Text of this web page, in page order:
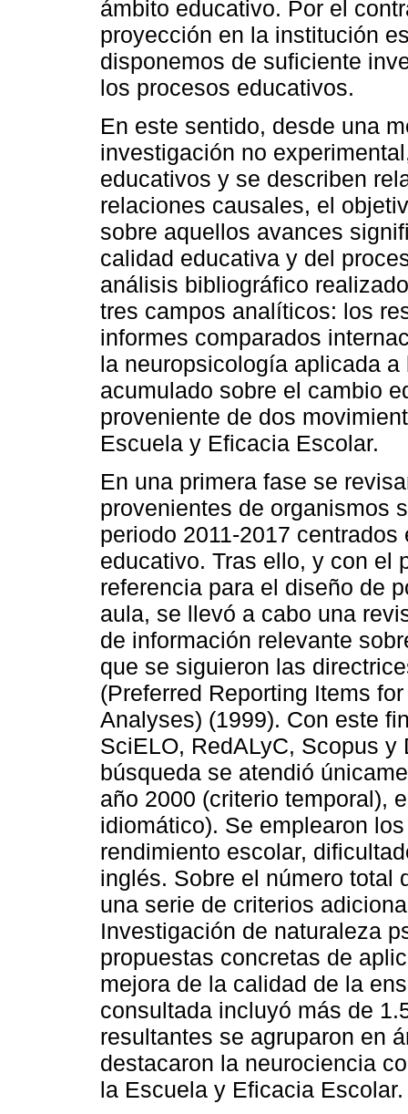
ámbito educativo. Por el
proyección en la institución
disponemos de suficiente
los procesos educativos.
En este sentido, desde una
investigación no
educativos y se describen
relaciones causales, el
sobre aquellos avances
calidad educativa y del
análisis bibliográfico
tres campos analíticos: los
informes comparados
la neuropsicología aplicada
acumulado sobre el cambio
proveniente de dos
Escuela y Eficacia Escolar.
En una primera fase se
provenientes de organismos
periodo 2011-2017
educativo. Tras ello, y con el
referencia para el diseño de
aula, se llevó a cabo una
de información relevante
que se siguieron las
(Preferred Reporting Items
Analyses) (1999). Con este
SciELO, RedALyC, Scopus
búsqueda se atendió
año 2000 (criterio temporal),
idiomático). Se emplearon
rendimiento escolar,
inglés. Sobre el número total
una serie de criterios
Investigación de naturaleza
propuestas concretas de
mejora de la calidad de la
consultada incluyó más de
resultantes se agruparon en
destacaron la neurociencia
la Escuela y Eficacia Escolar.